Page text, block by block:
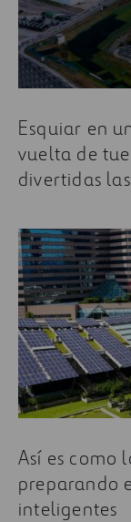
Algunos de los
energética son:
Eres lo que
ciudades
Celebra el
estos 8
¿Por qué la
Esquiar en
vuelta de
divertidas
Así es como
preparando
inteligentes